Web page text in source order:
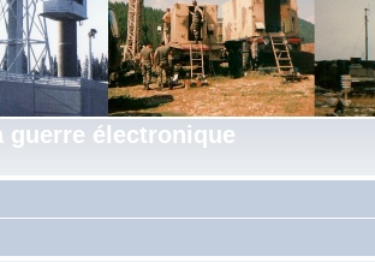
guerre électronique